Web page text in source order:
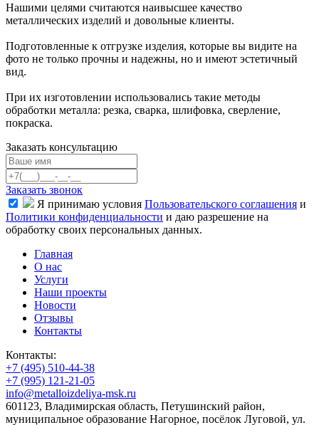
Нашими целями считаются наивысшее качество
металлических изделий и довольные клиенты.
Подготовленные к отгрузке изделия, которые вы видите на
фото не только прочны и надежны, но и имеют эстетичный
вид.
При их изготовлении использовались такие методы
обработки металла: резка, сварка, шлифовка, сверление,
покраска.
Заказать консультацию
Заказать звонок
Я принимаю условия Пользовательского соглашения и
Политики конфиденциальности и даю разрешение на
обработку своих персональных данных.
Главная
О нас
Услуги
Наши проекты
Новости
Отзывы
Контакты
Контакты:
+7 (495) 510-44-38
+7 (995) 121-21-05
info@metalloizdeliya-msk.ru
601123, Владимирская область, Петушинский район,
муниципальное образование Нагорное, посёлок Луговой, ул.